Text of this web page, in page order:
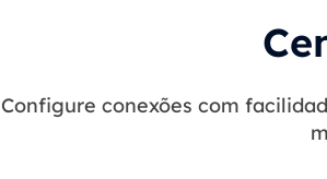
Configure conexões com